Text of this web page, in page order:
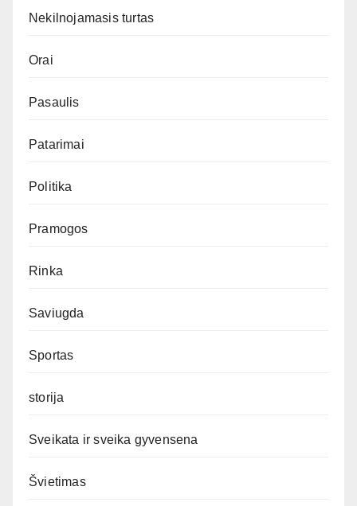
Nekilnojamasis turtas
Orai
Pasaulis
Patarimai
Politika
Pramogos
Rinka
Saviugda
Sportas
storija
Sveikata ir sveika gyvensena
Švietimas